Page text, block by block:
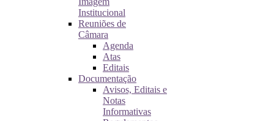
Institucional
Reuniões de
Câmara
Agenda
Atas
Editais
Documentação
Avisos, Editais e
Notas
Informativas